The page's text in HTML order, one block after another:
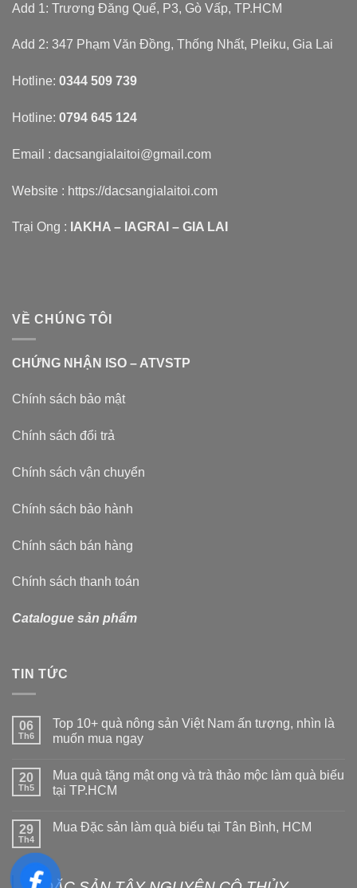
Add 1: Trương Đăng Quế, P3, Gò Vấp, TP.HCM
Add 2: 347 Phạm Văn Đồng, Thống Nhất, Pleiku, Gia Lai
Hotline: 0344 509 739
Hotline: 0794 645 124
Email : dacsangialaitoi@gmail.com
Website : https://dacsangialaitoi.com
Trại Ong : IAKHA – IAGRAI – GIA LAI
VỀ CHÚNG TÔI
CHỨNG NHẬN ISO – ATVSTP
Chính sách bảo mật
Chính sách đổi trả
Chính sách vận chuyển
Chính sách bảo hành
Chính sách bán hàng
Chính sách thanh toán
Catalogue sản phẩm
TIN TỨC
06
Th6
Top 10+ quà nông sản Việt Nam ấn tượng, nhìn là
muốn mua ngay
20
Th5
Mua quà tặng mật ong và trà thảo mộc làm quà biếu
tại TP.HCM
29
Th4
Mua Đặc sản làm quà biếu tại Tân Bình, HCM